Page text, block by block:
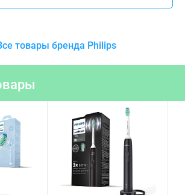
товары бренда Philips